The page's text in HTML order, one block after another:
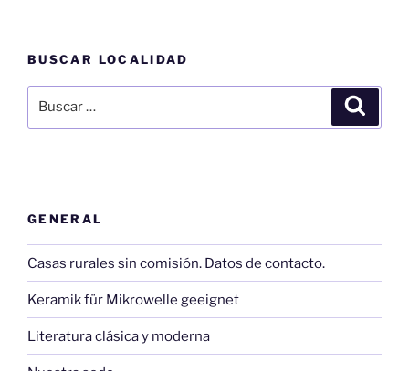
BUSCAR LOCALIDAD
por:
GENERAL
Casas rurales sin comisión. Datos de contacto.
Keramik für Mikrowelle geeignet
Literatura clásica y moderna